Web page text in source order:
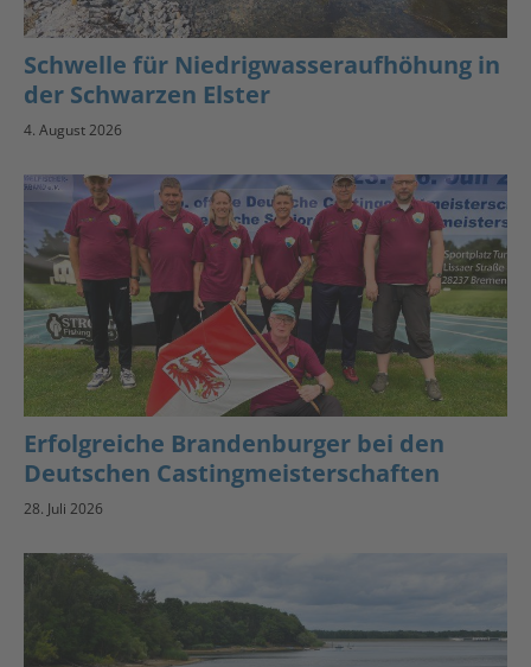
Schwelle für Niedrigwasseraufhöhung in
der Schwarzen Elster
4. August 2026
Erfolgreiche Brandenburger bei den
Deutschen Castingmeisterschaften
28. Juli 2026